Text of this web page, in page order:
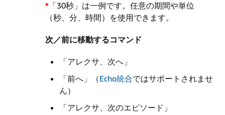
「30秒」は一例です。任意の期間や単位
（秒、分、時間）を使用できます。
次／前に移動するコマンド
「アレクサ、次へ」
「前へ」（Echo統合ではサポートされませ
ん）
「アレクサ、次のエピソード」